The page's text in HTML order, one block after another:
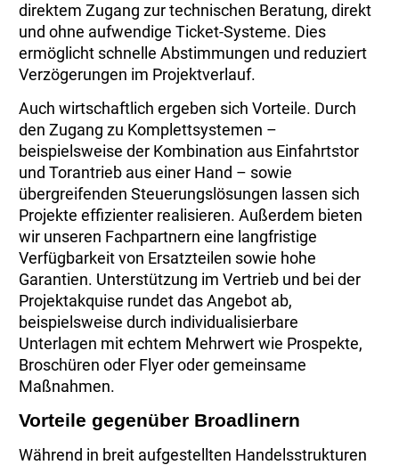
direktem Zugang zur technischen Beratung, direkt
und ohne aufwendige Ticket-Systeme. Dies
ermöglicht schnelle Abstimmungen und reduziert
Verzögerungen im Projektverlauf.
Auch wirtschaftlich ergeben sich Vorteile. Durch
den Zugang zu Komplettsystemen –
beispielsweise der Kombination aus Einfahrtstor
und Torantrieb aus einer Hand – sowie
übergreifenden Steuerungslösungen lassen sich
Projekte effizienter realisieren. Außerdem bieten
wir unseren Fachpartnern eine langfristige
Verfügbarkeit von Ersatzteilen sowie hohe
Garantien. Unterstützung im Vertrieb und bei der
Projektakquise rundet das Angebot ab,
beispielsweise durch individualisierbare
Unterlagen mit echtem Mehrwert wie Prospekte,
Broschüren oder Flyer oder gemeinsame
Maßnahmen.
Vorteile gegenüber Broadlinern
Während in breit aufgestellten Handelsstrukturen